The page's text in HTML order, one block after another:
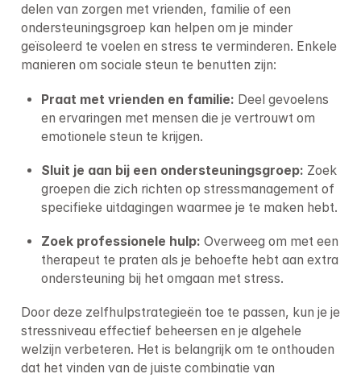
delen van zorgen met vrienden, familie of een
ondersteuningsgroep kan helpen om je minder
geïsoleerd te voelen en stress te verminderen. Enkele
manieren om sociale steun te benutten zijn:
Praat met vrienden en familie: Deel gevoelens
en ervaringen met mensen die je vertrouwt om
emotionele steun te krijgen.
Sluit je aan bij een ondersteuningsgroep: Zoek
groepen die zich richten op stressmanagement of
specifieke uitdagingen waarmee je te maken hebt.
Zoek professionele hulp: Overweeg om met een
therapeut te praten als je behoefte hebt aan extra
ondersteuning bij het omgaan met stress.
Door deze zelfhulpstrategieën toe te passen, kun je je
stressniveau effectief beheersen en je algehele
welzijn verbeteren. Het is belangrijk om te onthouden
dat het vinden van de juiste combinatie van